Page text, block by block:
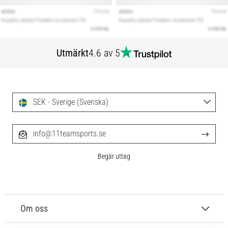
Utmärkt4.6 av 5
Om oss
SEK - Sverige (Svenska)
info@11teamsports.se
Begär uttag